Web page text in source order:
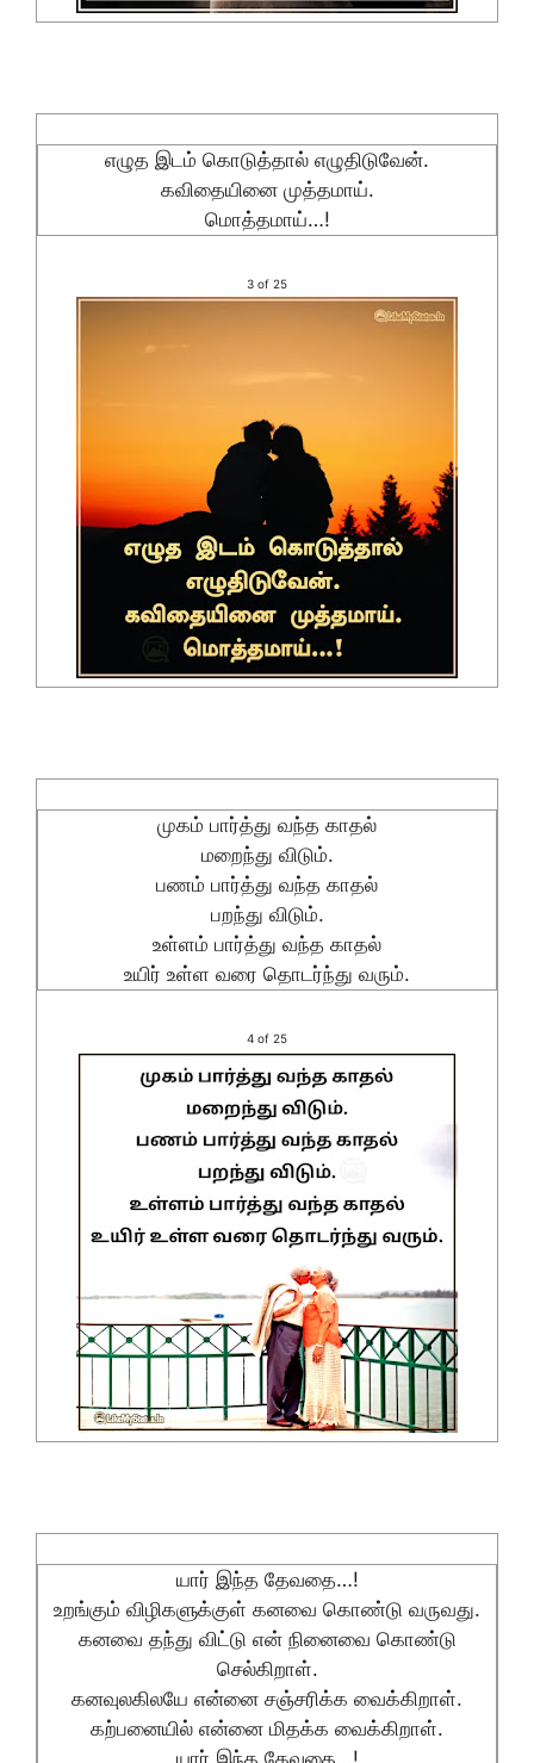
எழுத இடம் கொடுத்தால் எழுதிடுவேன்.
கவிதையினை முத்தமாய்.
மொத்தமாய்…!
3 of 25
முகம் பார்த்து வந்த காதல்
மறைந்து விடும்.
பணம் பார்த்து வந்த காதல்
பறந்து விடும்.
உள்ளம் பார்த்து வந்த காதல்
உயிர் உள்ள வரை தொடர்ந்து வரும்.
4 of 25
யார் இந்த தேவதை…!
உறங்கும் விழிகளுக்குள் கனவை கொண்டு வருவது.
கனவை தந்து விட்டு என் நினைவை கொண்டு
செல்கிறாள்.
கனவுலகிலயே என்னை சஞ்சரிக்க வைக்கிறாள்.
கற்பனையில் என்னை மிதக்க வைக்கிறாள்.
யார் இந்த தேவதை…!